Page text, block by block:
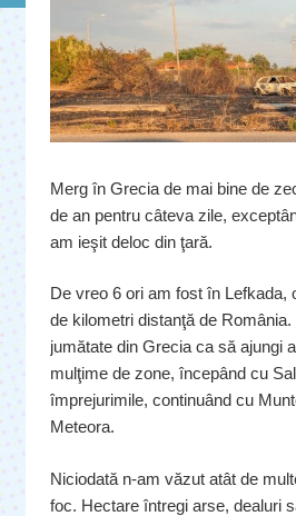
Merg în Grecia de mai bine de
de an pentru câteva zile,
am ieşit deloc din ţară.
De vreo 6 ori am fost în Lefkada,
de kilometri distanţă de
jumătate din Grecia ca să ajungi
mulţime de zone, începând cu
împrejurimile, continuând cu
Meteora.
Niciodată n-am văzut atât de
foc. Hectare întregi arse, dealuri